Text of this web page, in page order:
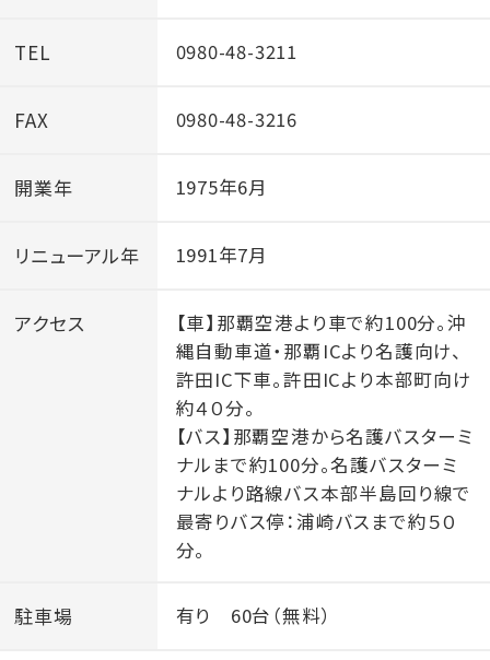
TEL 0980-48-3211
FAX 0980-48-3216
開業年 1975年6月
リニューアル年 1991年7月
アクセス
【車】那覇空港より車で約100分。沖
縄自動車道・那覇ICより名護向け、
許田IC下車。許田ICより本部町向け
約４０分。
【バス】那覇空港から名護バスターミ
ナルまで約100分。名護バスターミ
ナルより路線バス本部半島回り線で
最寄りバス停：浦崎バスまで約５０
分。
駐車場 有り 60台（無料）